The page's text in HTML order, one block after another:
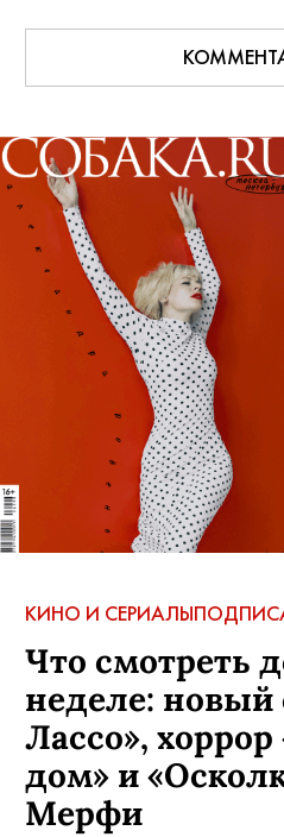
КИНО И СЕРИАЛЫ
Что смотреть
неделе: новый
Лассо»,
дом» и
Мерфи